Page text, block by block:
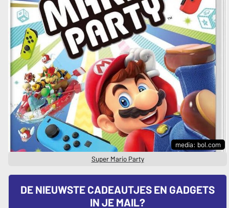
media: bol.com
Super Mario Party
DE NIEUWSTE CADEAUTJES EN GADGETS
IN JE MAIL?